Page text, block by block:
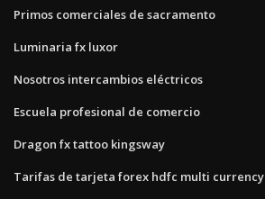
Primos comerciales de sacramento
Luminaria fx luxor
Nosotros intercambios eléctricos
Escuela profesional de comercio
Dragon fx tattoo kingsway
Tarifas de tarjeta forex hdfc multi currency